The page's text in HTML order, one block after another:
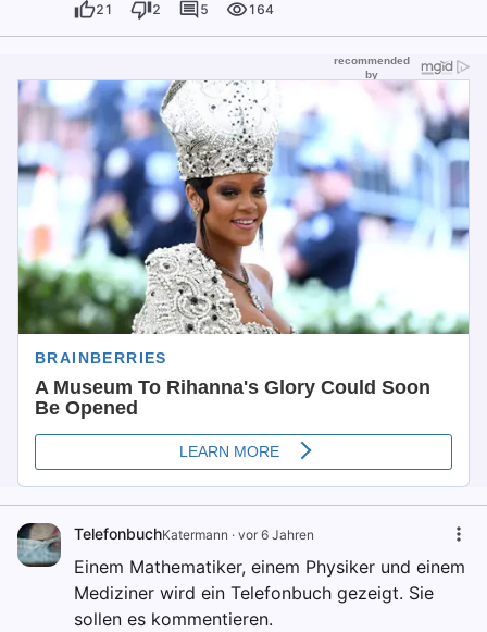
21 2 5 164
TelefonbuchKatermann · vor 6 Jahren
Einem Mathematiker, einem Physiker und einem
Mediziner wird ein Telefonbuch gezeigt. Sie
sollen es kommentieren.